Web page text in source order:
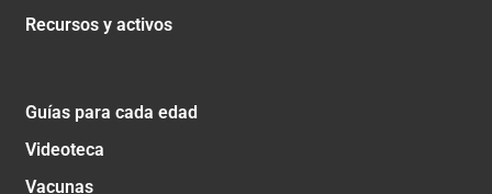
Recursos y activos
Guías para cada edad
Videoteca
Vacunas